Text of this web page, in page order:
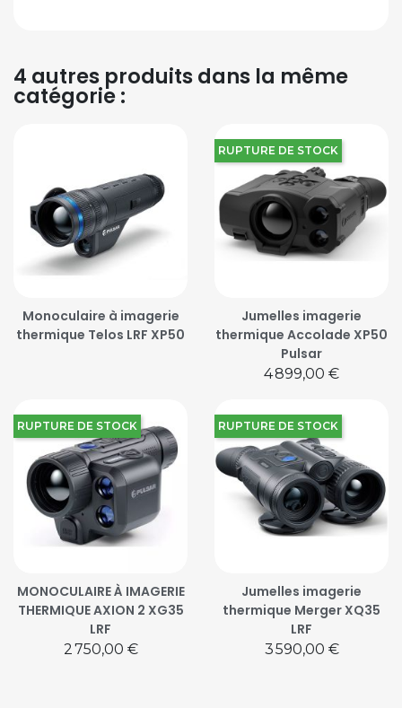
4 autres produits dans la même
catégorie :
Monoculaire à imagerie
thermique Telos LRF XP50
Jumelles imagerie
thermique Accolade XP50
Pulsar
Prix
4 899,00 €
RUPTURE DE STOCK
MONOCULAIRE À IMAGERIE
THERMIQUE AXION 2 XG35
LRF
Prix
2 750,00 €
RUPTURE DE STOCK
Jumelles imagerie
thermique Merger XQ35
LRF
Prix
3 590,00 €
RUPTURE DE STOCK